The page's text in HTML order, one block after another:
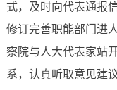
式，及时向代表通报
修订完善职能部门进
察院与人大代表家站
系，认真听取意见建